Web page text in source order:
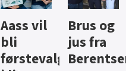
Brus og
jus fra
Berentsen
Hard
iste fra
Hansa